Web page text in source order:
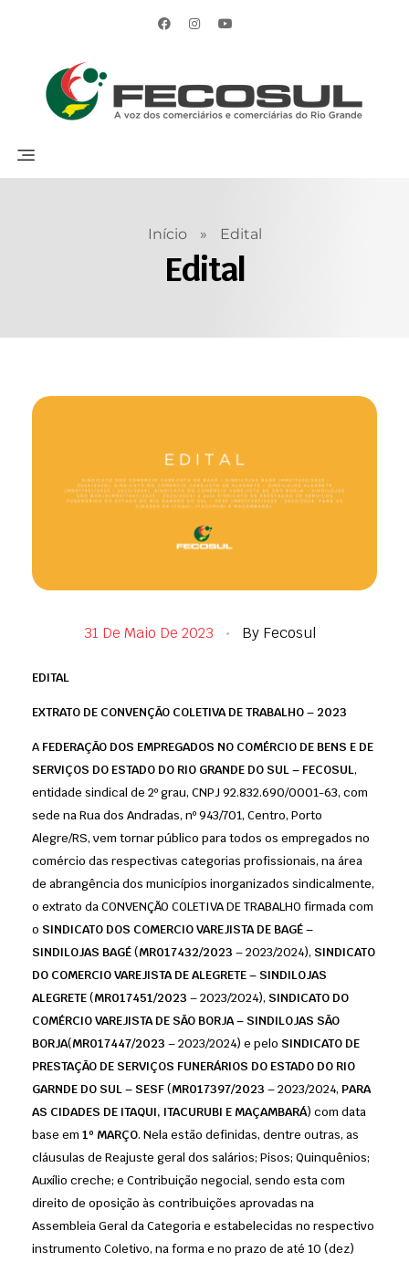
Início » Edital
Edital
31 De Maio De 2023 By Fecosul
EDITAL
EXTRATO DE CONVENÇÃO COLETIVA DE TRABALHO – 2023
A FEDERAÇÃO DOS EMPREGADOS NO COMÉRCIO DE BENS E DE
SERVIÇOS DO ESTADO DO RIO GRANDE DO SUL – FECOSUL,
entidade sindical de 2º grau, CNPJ 92.832.690/0001-63, com
sede na Rua dos Andradas, nº 943/701, Centro, Porto
Alegre/RS, vem tornar público para todos os empregados no
comércio das respectivas categorias profissionais, na área
de abrangência dos municípios inorganizados sindicalmente,
o extrato da CONVENÇÃO COLETIVA DE TRABALHO firmada com
o SINDICATO DOS COMERCIO VAREJISTA DE BAGÉ –
SINDILOJAS BAGÉ(MR017432/2023 – 2023/2024), SINDICATO
DO COMERCIO VAREJISTA DE ALEGRETE – SINDILOJAS
ALEGRETE(MR017451/2023 – 2023/2024), SINDICATO DO
COMÉRCIO VAREJISTA DE SÃO BORJA – SINDILOJAS SÃO
BORJA(MR017447/2023 – 2023/2024) e pelo SINDICATO DE
PRESTAÇÃO DE SERVIÇOS FUNERÁRIOS DO ESTADO DO RIO
GARNDE DO SUL – SESF(MR017397/2023 – 2023/2024, PARA
AS CIDADES DE ITAQUI, ITACURUBI E MAÇAMBARÁ) com data
base em 1º MARÇO. Nela estão definidas, dentre outras, as
cláusulas de Reajuste geral dos salários; Pisos; Quinquênios;
Auxílio creche; e Contribuição negocial, sendo esta com
direito de oposição às contribuições aprovadas na
Assembleia Geral da Categoria e estabelecidas no respectivo
instrumento Coletivo, na forma e no prazo de até 10 (dez)